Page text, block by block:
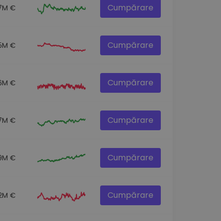
€ Cumpărare
€ Cumpărare
€ Cumpărare
€ Cumpărare
€ Cumpărare
€ Cumpărare